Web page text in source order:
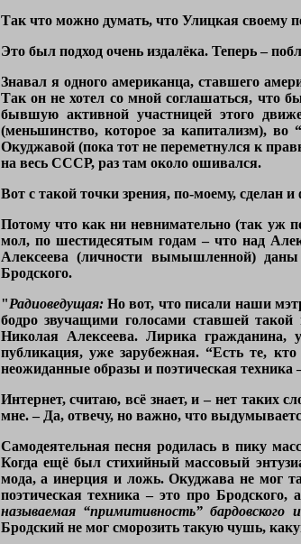
Так что можно думать, что Улицкая своему
Это был подход очень издалёка. Теперь –
Знавал я одного американца, ставшего
Так он не хотел со мной соглашаться,
бывшую активной участницей этого
(меньшинство, которое за капитализм), во
Окуджавой (пока тот не переметнулся к
на весь СССР, раз там около ошивался.
Вот с такой точки зрения, по-моему, сделан
Потому что как ни невнимательно (так уж
мол, по шестидесятым годам – что над
Алексеева (личности вымышленной)
Бродского.
"Радиоведущая: Но вот, что писали наши
бодро звучащими голосами ставшей
Николая Алексеева. Лирика гражданина,
публикация, уже зарубежная. “Есть те,
неожиданные образы и поэтическая
Интернет, считаю, всё знает, и – нет
мне. – Да, отвечу, но важно, что
Самодеятельная песня родилась в пику
Когда ещё был стихийный массовый
мода, а инерция и ложь. Окуджава не мог
поэтическая техника – это про
называемая “примитивность”
Бродский не мог сморозить такую чушь,